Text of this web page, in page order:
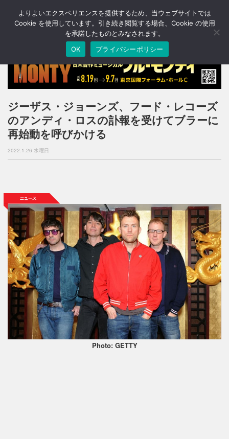
T
o
n
a
v
g
a
n
ジーザス・ジョーンズ、フード・レコーズ
のアンディ・ロスの訃報を受けてブラーに
再始動を呼びかける
2022.1.26 水曜日
Photo: GETTY
よりよいエクスペリエンスを提供するため、当ウェブサイトでは
Cookie を使用しています。引き続き閲覧する場合、Cookie の使用
を承諾したものとみなされます。
OK
プライバシーポリシー